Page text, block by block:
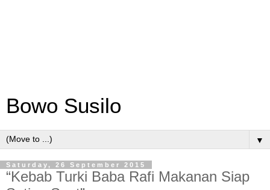
Bowo Susilo
▼
Saturday, 26 September 2015
“Kebab Turki Baba Rafi Makanan Siap